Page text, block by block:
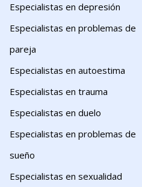
Especialistas en depresión
Especialistas en problemas de
pareja
Especialistas en autoestima
Especialistas en trauma
Especialistas en duelo
Especialistas en problemas de
sueño
Especialistas en sexualidad